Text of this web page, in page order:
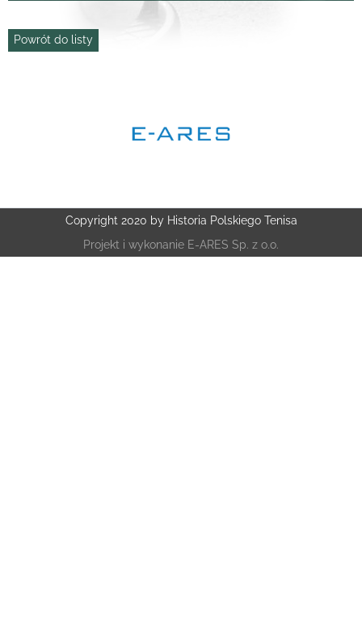
Powrót do listy
Copyright 2020 by Historia Polskiego Tenisa
Projekt i wykonanie E-ARES Sp. z o.o.